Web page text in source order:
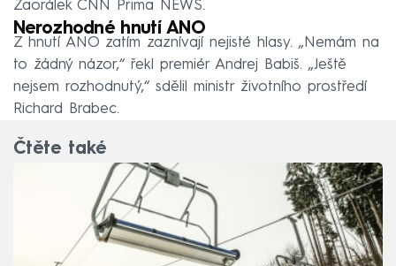
Zaorálek CNN Prima NEWS.
Nerozhodné hnutí ANO
Z hnutí ANO zatím zaznívají nejisté hlasy. „Nemám na
to žádný názor,“ řekl premiér Andrej Babiš. „Ještě
nejsem rozhodnutý,“ sdělil ministr životního prostředí
Richard Brabec.
Čtěte také